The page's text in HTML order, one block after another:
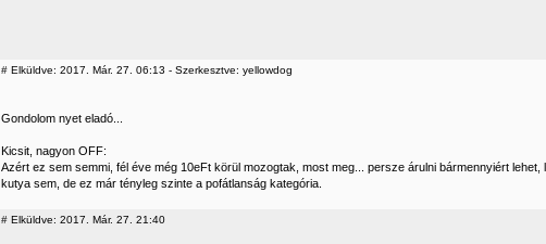
# Elküldve: 2017. Már. 27. 06:13 - Szerkesztve: yellowdog
Gondolom nyet eladó...
Kicsit, nagyon OFF:
Azért ez sem semmi, fél éve még 10eFt körül mozogtak, most meg... persze árulni bármennyiért lehet,
kutya sem, de ez már tényleg szinte a pofátlanság kategória.
# Elküldve: 2017. Már. 27. 21:40